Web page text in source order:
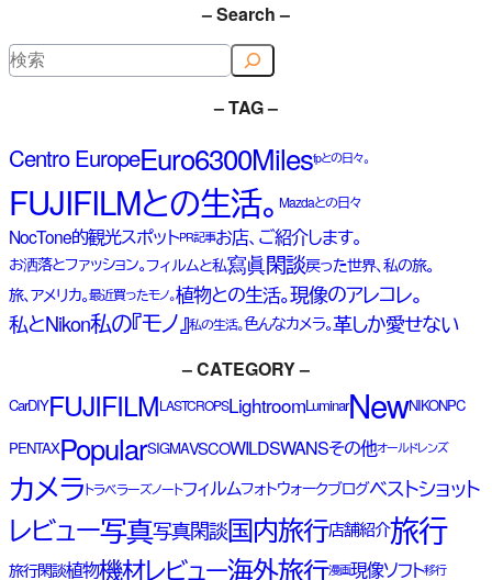
– Search –
検
索
– TAG –
Centro EuropeEuro6300Milesfpとの日々。
FUJIFILMとの生活。 Mazdaとの日々
NocTone的観光スポットPR記事お店、ご紹介します。
お洒落とファッション。フィルムと私寫眞閑談戻った世界、私の旅。
旅、アメリカ。最近買ったモノ。植物との生活。現像のアレコレ。
私とNikon私の『モノ』私の生活。色んなカメラ。革しか愛せない
– CATEGORY –
CarDIYFUJIFILMLASTCROPSLightroomLuminarNewNIKONPC
PENTAXPopularSIGMAVSCOWILDSWANSその他オールドレンズ
カメラトラベラーズノートフィルムフォトウォークブログベストショット
レビュー写真写真閑談国内旅行店舗紹介旅行
旅行閑談植物機材レビュー海外旅行漫画現像ソフト移行